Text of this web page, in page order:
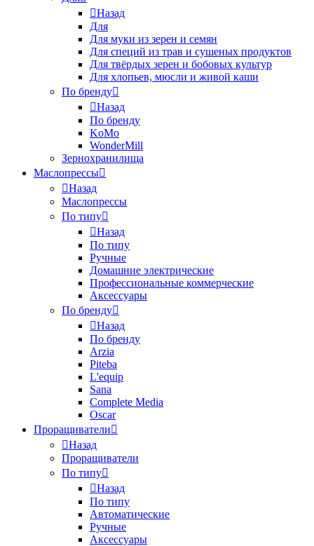
Назад
Для
Для муки из зерен и семян
Для специй из трав и сушеных продуктов
Для твёрдых зерен и бобовых культур
Для хлопьев, мюсли и живой каши
По бренду
Назад
По бренду
KoMo
WonderMill
Зернохранилища
Маслопрессы
Назад
Маслопрессы
По типу
Назад
По типу
Ручные
Домашние электрические
Профессиональные коммерческие
Аксессуары
По бренду
Назад
По бренду
Arzia
Piteba
L'equip
Sana
Complete Media
Oscar
Проращиватели
Назад
Проращиватели
По типу
Назад
По типу
Автоматические
Ручные
Аксессуары